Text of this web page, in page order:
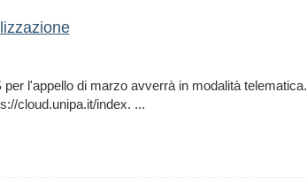
l'appello di marzo avverrà in modalità telematica.
cloud.unipa.it/index. ...